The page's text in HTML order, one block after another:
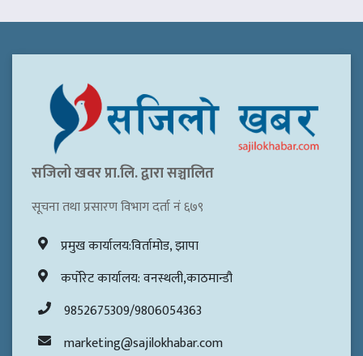
सजिलो खवर प्रा.लि. द्वारा सञ्चालित
सूचना तथा प्रसारण विभाग दर्ता नं ६७९
प्रमुख कार्यालय:विर्तामोड, झापा
कर्पोरेट कार्यालय: वनस्थली,काठमान्डौ
9852675309/9806054363
marketing@sajilokhabar.com